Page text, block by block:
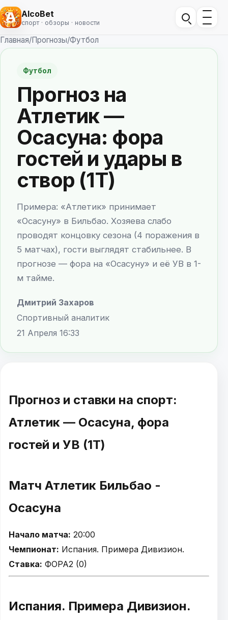
AlcoBet
спорт · обзоры · новости
Главная/Прогнозы/Футбол
Футбол
Прогноз на
Атлетик —
Осасуна: фора
гостей и удары в
створ (1Т)
Примера: «Атлетик» принимает
«Осасуну» в Бильбао. Хозяева слабо
проводят концовку сезона (4 поражения в
5 матчах), гости выглядят стабильнее. В
прогнозе — фора на «Осасуну» и её УВ в 1-
м тайме.
Дмитрий Захаров
Спортивный аналитик
21 Апреля 16:33
Прогноз и ставки на спорт:
Атлетик — Осасуна, фора
гостей и УВ (1Т)
Матч Атлетик Бильбао -
Осасуна
Начало матча: 20:00
Чемпионат: Испания. Примера Дивизион.
Ставка: ФОРА2 (0)
Испания. Примера Дивизион.